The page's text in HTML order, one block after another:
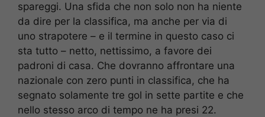
spareggi. Una sfida che non solo non ha niente
da dire per la classifica, ma anche per via di
uno strapotere – e il termine in questo caso ci
sta tutto – netto, nettissimo, a favore dei
padroni di casa. Che dovranno affrontare una
nazionale con zero punti in classifica, che ha
segnato solamente tre gol in sette partite e che
nello stesso arco di tempo ne ha presi 22.